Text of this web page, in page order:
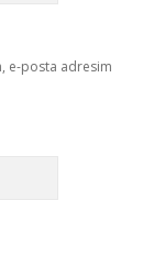
e-posta adresim